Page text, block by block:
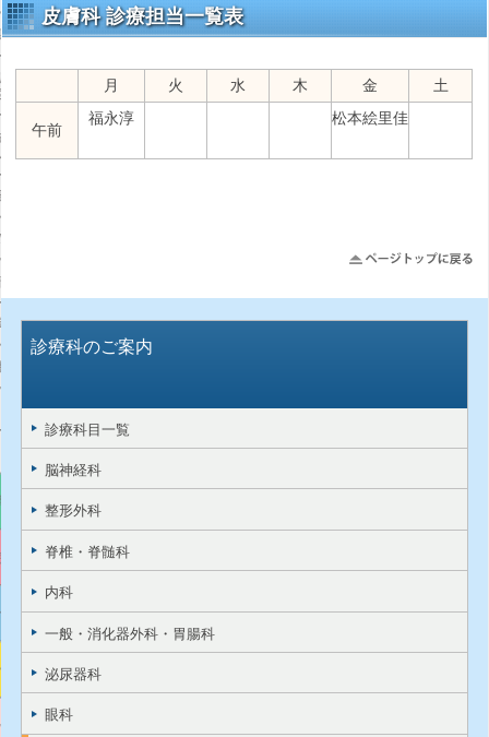
ハビリ病棟
スリハビリ入院・
ソン病短期集中
のご案内
案内
物のご案内
の方
組み
会
皮膚科 診療担当一覧表
月 火 水 木 金 土
午前
福永淳 松本絵里佳
診療科のご案内
診療科目一覧
脳神経科
整形外科
脊椎・脊髄科
内科
一般・消化器外科・胃腸科
泌尿器科
眼科